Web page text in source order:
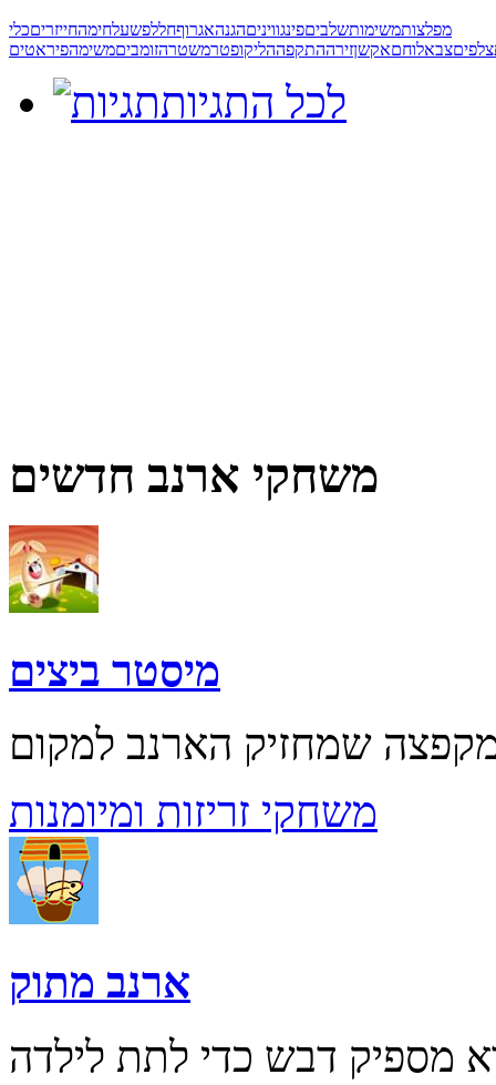
מפלצותמשימותשלביםפינגוויניםהגנהאגרוףחללפשעלחימהחייזריםכלי
צלפיםצבאלוחםאקשןזירההתקפההליקופטרמשטרהזומביםמשימהפיראטים
לכל התגיות
משחקי ארנב חדשים
מיסטר ביצים
משחקי זריזות ומיומנות
ארנב מתוק